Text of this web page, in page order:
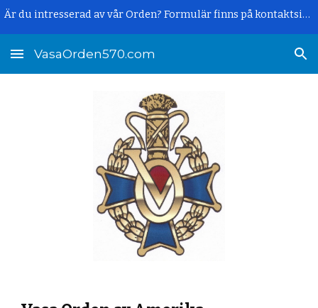
Är du intresserad av vår Orden? Formulär finns på kontaktsidan.
VasaOrden570.com